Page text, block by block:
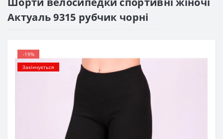
Актуаль 9315 рубчик чорні
-19%
Закінчується